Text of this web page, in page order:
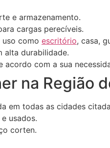
e armazenamento.
cargas perecíveis.
uso como escritório, casa,
alta durabilidade.
acordo com a sua
na Região
em todas as cidades
usados.
corten.